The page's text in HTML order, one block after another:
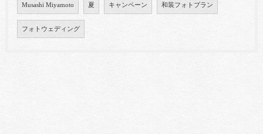
Musashi Miyamoto 夏 キャンペーン 和装フォトプラン
フォトウェディング